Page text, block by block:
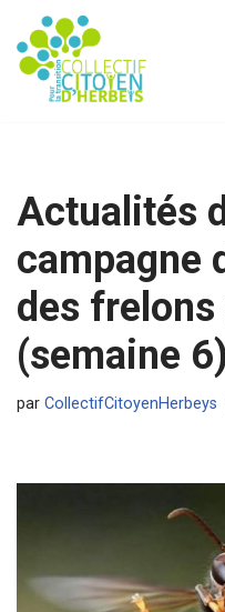
Aller
Actualités
campagne
des
(semaine 6)
par CollectifCitoyenHerbeys